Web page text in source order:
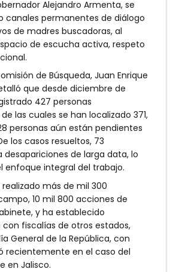
Alejandro Armenta, se
canales permanentes de diálogo
de madres buscadoras, al
de escucha activa, respeto
de Búsqueda, Juan Enrique
que desde diciembre de
427 personas
las cuales se han localizado 371,
personas aún están pendientes
los casos resueltos, 73
desapariciones de larga data, lo
enfoque integral del trabajo.
más de mil 300
10 mil 800 acciones de
y ha establecido
fiscalías de otros estados,
General de la República, con
recientemente en el caso del
en Jalisco.